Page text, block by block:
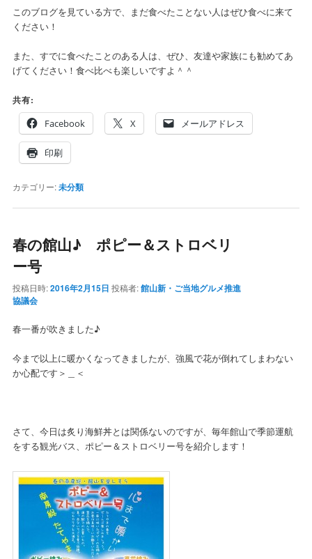
このブログを見ている方で、まだ食べたことない人はぜひ食べに来て
ください！
また、すでに食べたことのある人は、ぜひ、友達や家族にも勧めてあ
げてください！食べ比べも楽しいですよ＾＾
共有:
Facebook
X メールアドレス
印刷
カテゴリー:未分類
春の館山♪ ポピー＆ストロベリ
ー号
投稿日時:2016年2月15日 投稿者:館山新・ご当地グルメ推進
協議会
春一番が吹きました♪
今まで以上に暖かくなってきましたが、強風で花が倒れてしまわない
か心配です＞＿＜
さて、今日は炙り海鮮丼とは関係ないのですが、毎年館山で季節運航
をする観光バス、ポピー＆ストロベリー号を紹介します！